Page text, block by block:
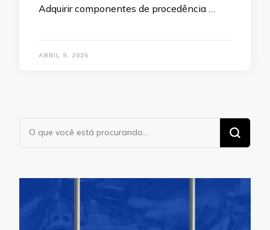
Adquirir componentes de procedência …
ABRIL 9, 2025
Procurando
algo?